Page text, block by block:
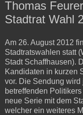
Thomas
Stadtrat Wahl
Am 26. August 2012
Stadtratswahlen statt
Stadt Schaffhausen).
Kandidaten in kurzen
vor. Die Sendung
betreffenden
neue Serie mit dem
welcher ein weiteres